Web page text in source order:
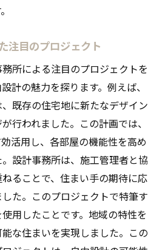
注目のプロジェクト
所による注目のプロジェクトを
計の魅力を探ります。例えば、
既存の住宅地に新たなデザイン
行われました。この計画では、
活用し、各部屋の機能性を高め
設計事務所は、施工管理者と協
ることで、住まい手の期待に応
た。このプロジェクトで特筆す
用したことです。地域の特性を
な住まいを実現しました。この